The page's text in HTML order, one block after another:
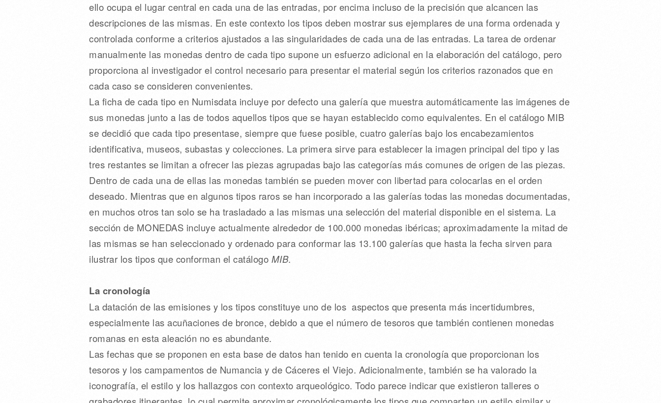
ello ocupa el lugar central en cada una de las entradas, por encima incluso de la precisión que alcancen las
descripciones de las mismas. En este contexto los tipos deben mostrar sus ejemplares de una forma ordenada y
controlada conforme a criterios ajustados a las singularidades de cada una de las entradas. La tarea de ordenar
manualmente las monedas dentro de cada tipo supone un esfuerzo adicional en la elaboración del catálogo, pero
proporciona al investigador el control necesario para presentar el material según los criterios razonados que en
cada caso se consideren convenientes.
La ficha de cada tipo en Numisdata incluye por defecto una galería que muestra automáticamente las imágenes de
sus monedas junto a las de todos aquellos tipos que se hayan establecido como equivalentes. En el catálogo MIB
se decidió que cada tipo presentase, siempre que fuese posible, cuatro galerías bajo los encabezamientos
identificativa, museos, subastas y colecciones. La primera sirve para establecer la imagen principal del tipo y las
tres restantes se limitan a ofrecer las piezas agrupadas bajo las categorías más comunes de origen de las piezas.
Dentro de cada una de ellas las monedas también se pueden mover con libertad para colocarlas en el orden
deseado. Mientras que en algunos tipos raros se han incorporado a las galerías todas las monedas documentadas,
en muchos otros tan solo se ha trasladado a las mismas una selección del material disponible en el sistema. La
sección de MONEDAS incluye actualmente alrededor de 100.000 monedas ibéricas; aproximadamente la mitad de
las mismas se han seleccionado y ordenado para conformar las 13.100 galerías que hasta la fecha sirven para
ilustrar los tipos que conforman el catálogo MIB.
La cronología
La datación de las emisiones y los tipos constituye uno de los aspectos que presenta más incertidumbres,
especialmente las acuñaciones de bronce, debido a que el número de tesoros que también contienen monedas
romanas en esta aleación no es abundante.
Las fechas que se proponen en esta base de datos han tenido en cuenta la cronología que proporcionan los
tesoros y los campamentos de Numancia y de Cáceres el Viejo. Adicionalmente, también se ha valorado la
iconografía, el estilo y los hallazgos con contexto arqueológico. Todo parece indicar que existieron talleres o